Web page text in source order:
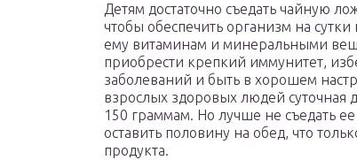
Детям достаточно съедать чайную
чтобы обеспечить организм на
ему витаминам и минеральными
приобрести крепкий иммунитет,
заболеваний и быть в хорошем
взрослых здоровых людей суточная
150 граммам. Но лучше не съедать
оставить половину на обед, что
продукта.